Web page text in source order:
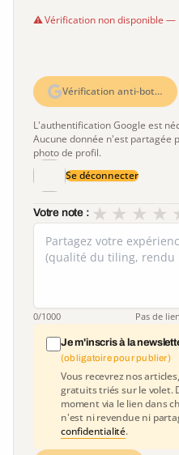
Vérification non disponible —
Vérification anti-bot…
L'authentification Google est
Aucune donnée n'est partagée
photo de profil.
Se déconnecter
Votre note : ★
★
★
★
0/1000 Pas de
Je m'inscris à la
(obligatoire pour publier)
Vous recevrez nos
gratuits triés sur le volet.
moment via le lien dans
n'est ni revendue ni
confidentialité.